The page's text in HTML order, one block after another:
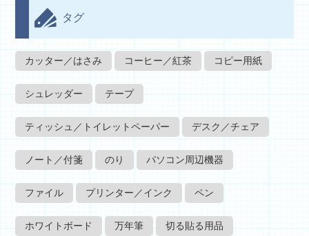
タグ
カッター／はさみ コーヒー／紅茶 コピー用紙
シュレッダー テープ
ティッシュ／トイレットペーパー デスク／チェア
ノート／付箋 のり パソコン周辺機器
ファイル プリンター／インク ペン
ホワイトボード 万年筆 切る貼る用品